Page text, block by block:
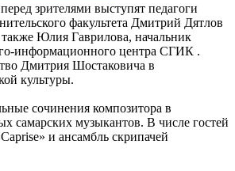
зрителями выступят педагоги
факультета Дмитрий Дятлов
Юлия Гаврилова, начальник
информационного центра СГИК .
Дмитрия Шостаковича в
культуры.
сочинения композитора в
самарских музыкантов. В числе гостей
и ансамбль скрипачей